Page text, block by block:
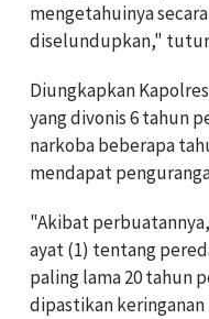
mengetahuinya
diselundupkan," tutur
Diungkapkan
yang divonis 6 tahun
narkoba beberapa
mendapat
"Akibat perbuatannya,
ayat (1) tentang
paling lama 20 tahun
dipastikan